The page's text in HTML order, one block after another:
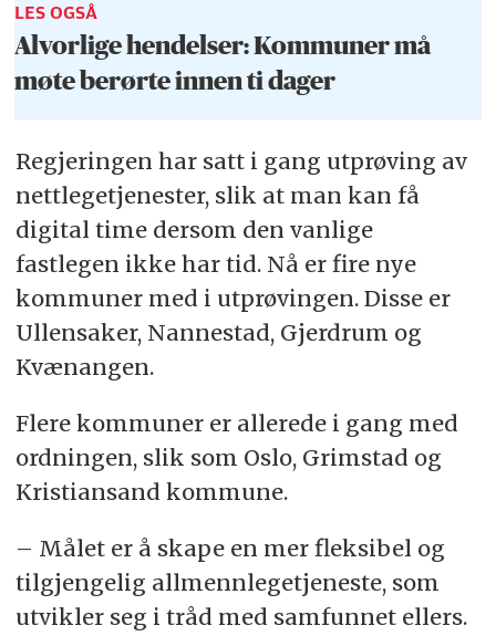
LES OGSÅ
Alvorlige hendelser: Kommuner må
møte berørte innen ti dager
Regjeringen har satt i gang utprøving av
nettlegetjenester, slik at man kan få
digital time dersom den vanlige
fastlegen ikke har tid. Nå er fire nye
kommuner med i utprøvingen. Disse er
Ullensaker, Nannestad, Gjerdrum og
Kvænangen.
Flere kommuner er allerede i gang med
ordningen, slik som Oslo, Grimstad og
Kristiansand kommune.
– Målet er å skape en mer fleksibel og
tilgjengelig allmennlegetjeneste, som
utvikler seg i tråd med samfunnet ellers.